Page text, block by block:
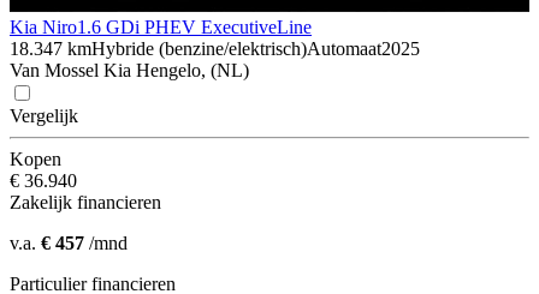
Kia Niro1.6 GDi PHEV ExecutiveLine
18.347 kmHybride (benzine/elektrisch)Automaat2025
Van Mossel Kia Hengelo, (NL)
Vergelijk
Kopen
€ 36.940
Zakelijk financieren
v.a. € 457 /mnd
Particulier financieren